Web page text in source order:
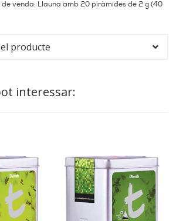
venda: Llauna amb 20 piràmides de 2 g (40
producte
interessar: